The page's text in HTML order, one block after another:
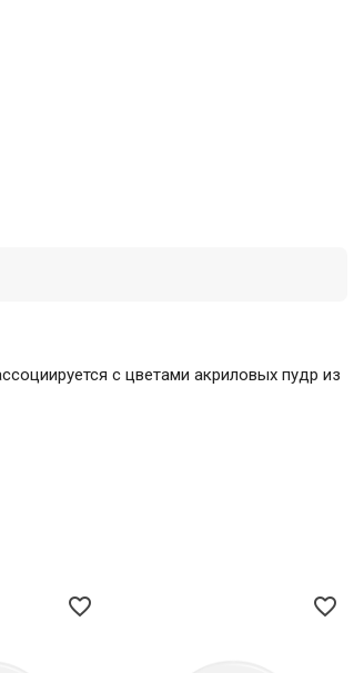
с цветами акриловых пудр из
favorite_border favorite_border